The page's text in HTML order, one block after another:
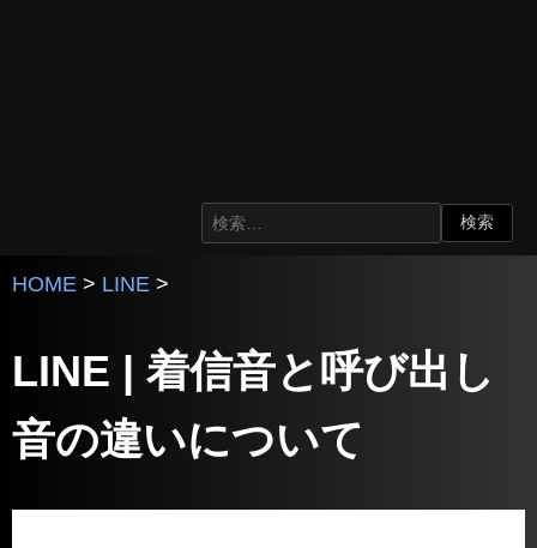
HOME > LINE >
LINE | 着信音と呼び出し
音の違いについて